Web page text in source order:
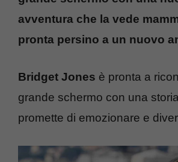
avventura che la vede
pronta persino a un nuovo
Bridget Jones è pronta a
grande schermo con una
promette di emozionare e